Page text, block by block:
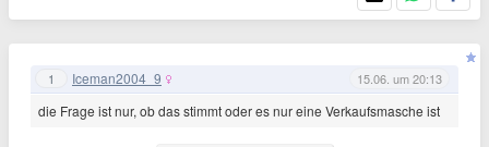
1 Iceman2004_9 15.06. um 20:13
die Frage ist nur, ob das stimmt oder es nur eine Verkaufsmasche ist